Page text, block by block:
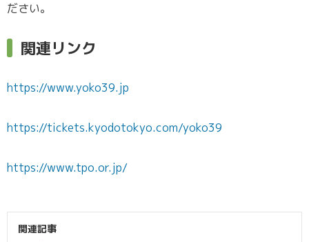
ださい。
関連リンク
https://www.yoko39.jp
https://tickets.kyodotokyo.com/yoko39
https://www.tpo.or.jp/
関連記事